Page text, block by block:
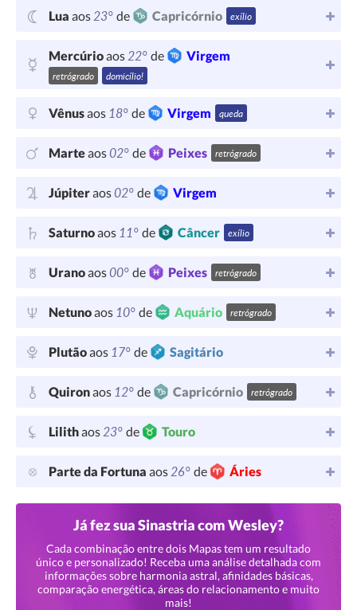
Lua aos23° de Capricórnio exílio
Mercúrioaos22° de Virgem
retrógrado domicílio!
Vênusaos 18° de Virgem queda
Marteaos02° de Peixes retrógrado
Júpiteraos02° de Virgem
Saturnoaos 11° de Câncer exílio
Uranoaos00° de Peixes retrógrado
Netunoaos 10° de Aquário retrógrado
Plutãoaos 17° de Sagitário
Quironaos 12° de Capricórnio retrógrado
Lilithaos23° de Touro
Parte da Fortuna aos26° de Áries
Já fez sua Sinastria com Wesley?
Cada combinação entre dois Mapas tem um resultado
único e personalizado! Receba uma análise detalhada com
informações sobre harmonia astral, afinidades básicas,
comparação energética, áreas do relacionamento e muito
mais!